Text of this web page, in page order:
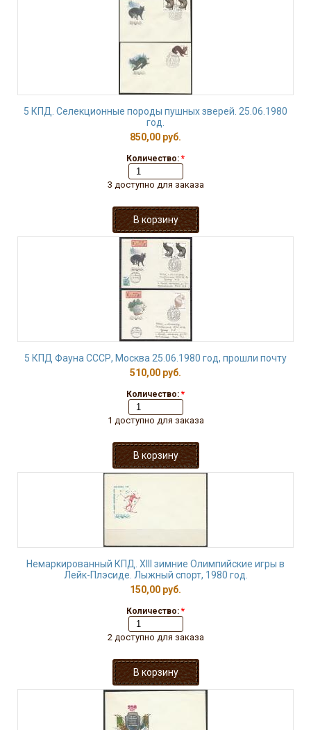
5 КПД. Селекционные породы пушных зверей. 25.06.1980
год.
850,00 руб.
Количество: *
3 доступно для заказа
5 КПД Фауна СССР, Москва 25.06.1980 год, прошли почту
510,00 руб.
Количество: *
1 доступно для заказа
Немаркированный КПД. XIII зимние Олимпийские игры в
Лейк-Плэсиде. Лыжный спорт, 1980 год.
150,00 руб.
Количество: *
2 доступно для заказа